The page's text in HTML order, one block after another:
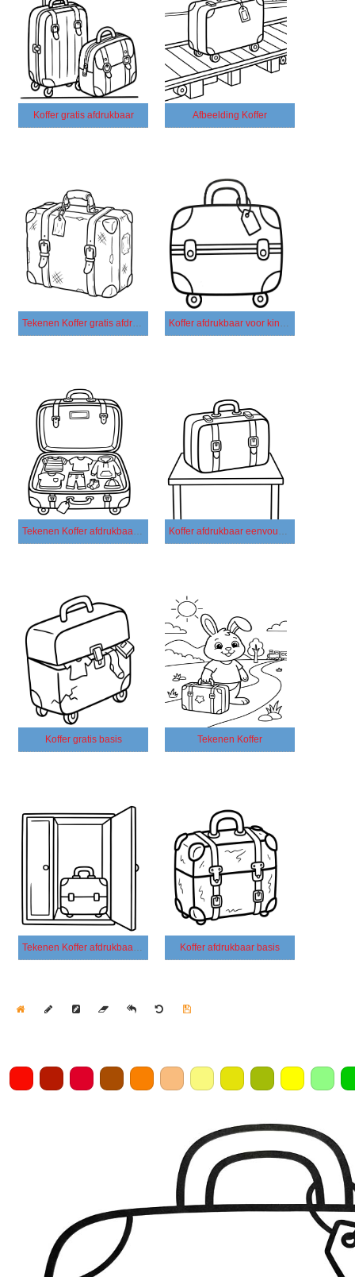
Koffer gratis afdrukbaar Afbeelding Koffer
Tekenen Koffer gratis afdrukbaar eenvoudig Koffer afdrukbaar voor kinderen
Tekenen Koffer afdrukbaar simpel Koffer afdrukbaar eenvoudig
Koffer gratis basis Tekenen Koffer
Tekenen Koffer afdrukbaar voor kinderen Koffer afdrukbaar basis